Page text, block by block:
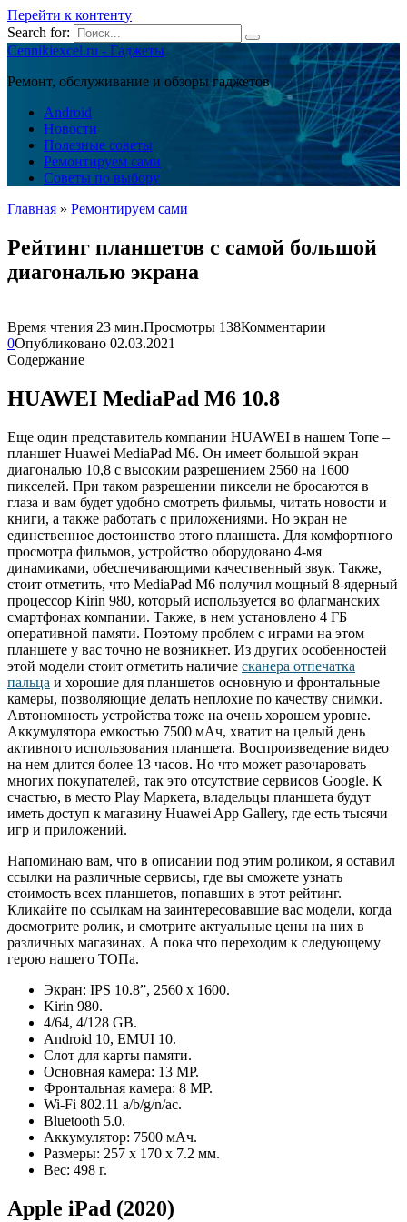
Перейти к контенту
Search for:
Cennikiexcel.ru - Гаджеты
Ремонт, обслуживание и обзоры гаджетов
Android
Новости
Полезные советы
Ремонтируем сами
Советы по выбору
Главная » Ремонтируем сами
Рейтинг планшетов с самой большой
диагональю экрана
Время чтения 23 мин.Просмотры 138Комментарии
0Опубликовано 02.03.2021
Содержание
HUAWEI MediaPad M6 10.8
Еще один представитель компании HUAWEI в нашем Топе –
планшет Huawei MediaPad M6. Он имеет большой экран
диагональю 10,8 с высоким разрешением 2560 на 1600
пикселей. При таком разрешении пиксели не бросаются в
глаза и вам будет удобно смотреть фильмы, читать новости и
книги, а также работать с приложениями. Но экран не
единственное достоинство этого планшета. Для комфортного
просмотра фильмов, устройство оборудовано 4-мя
динамиками, обеспечивающими качественный звук. Также,
стоит отметить, что MediaPad M6 получил мощный 8-ядерный
процессор Kirin 980, который используется во флагманских
смартфонах компании. Также, в нем установлено 4 ГБ
оперативной памяти. Поэтому проблем с играми на этом
планшете у вас точно не возникнет. Из других особенностей
этой модели стоит отметить наличие сканера отпечатка
пальца и хорошие для планшетов основную и фронтальные
камеры, позволяющие делать неплохие по качеству снимки.
Автономность устройства тоже на очень хорошем уровне.
Аккумулятора емкостью 7500 мАч, хватит на целый день
активного использования планшета. Воспроизведение видео
на нем длится более 13 часов. Но что может разочаровать
многих покупателей, так это отсутствие сервисов Google. К
счастью, в место Play Маркета, владельцы планшета будут
иметь доступ к магазину Huawei App Gallery, где есть тысячи
игр и приложений.
Напоминаю вам, что в описании под этим роликом, я оставил
ссылки на различные сервисы, где вы сможете узнать
стоимость всех планшетов, попавших в этот рейтинг.
Кликайте по ссылкам на заинтересовавшие вас модели, когда
досмотрите ролик, и смотрите актуальные цены на них в
различных магазинах. А пока что переходим к следующему
герою нашего ТОПа.
Экран: IPS 10.8”, 2560 x 1600.
Kirin 980.
4/64, 4/128 GB.
Android 10, EMUI 10.
Слот для карты памяти.
Основная камера: 13 MP.
Фронтальная камера: 8 MP.
Wi-Fi 802.11 a/b/g/n/ac.
Bluetooth 5.0.
Аккумулятор: 7500 мАч.
Размеры: 257 х 170 х 7.2 мм.
Вес: 498 г.
Apple iPad (2020)